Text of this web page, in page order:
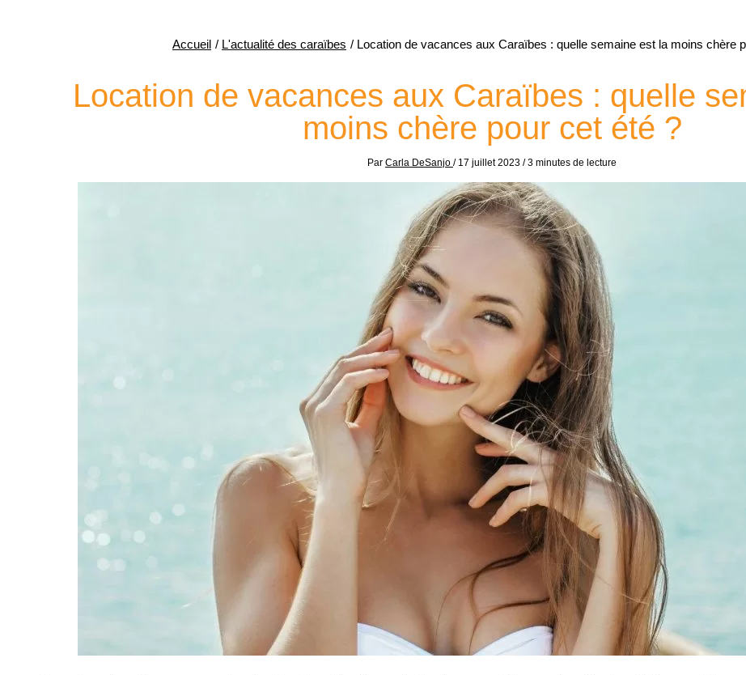
Accueil L'actualité des caraïbes Location de vacances aux Caraïbes : quelle semaine est la moins chère
Location de vacances aux Caraïbes : quelle
moins chère pour cet été ?
Par Carla DeSanjo / 17 juillet 2023 /3 minutes de lecture